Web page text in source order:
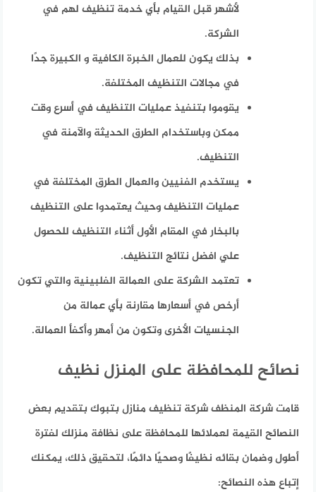
لأشهر قبل القيام بأي خدمة تنظيف لهم في
الشركة.
بذلك يكون للعمال الخبرة الكافية و الكبيرة جدًا
في مجالات التنظيف المختلفة.
يقوموا بتنفيذ عمليات التنظيف في أسرع وقت
ممكن وباستخدام الطرق الحديثة والآمنة في
التنظيف.
يستخدم الفنيين والعمال الطرق المختلفة في
عمليات التنظيف وحيث يعتمدوا على التنظيف
بالبخار في المقام الأول أثناء التنظيف للحصول
علي افضل نتائج التنظيف.
تعتمد الشركة على العمالة الفلبينية والتي تكون
أرخص في أسعارها مقارنة بأي عمالة من
الجنسيات الأخرى وتكون من أمهر وأكفأ العمالة.
نصائح للمحافظة على المنزل نظيف
قامت شركة المنظف شركة تنظيف منازل بتبوك بتقديم بعض
النصائح القيمة لعملائها للمحافظة على نظافة منزلك لفترة
أطول وضمان بقائه نظيفًا وصحيًا دائمًا، لتحقيق ذلك، يمكنك
إتباع هذه النصائح: